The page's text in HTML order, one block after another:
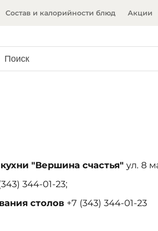
Состав и калорийности блюд Акции
"Вершина счастья" ул. 8
344-01-23;
столов +7 (343) 344-01-23